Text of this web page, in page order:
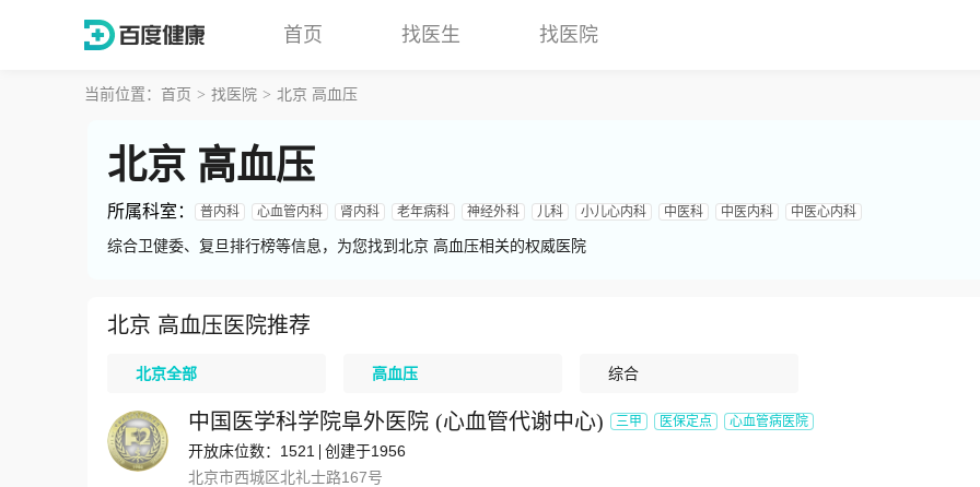
首页 找医生 找医院
当前位置： 首页 找医院 北京 高血压
北京 高血压
所属科室 ： 普内科 心血管内科 肾内科 老年病科 神经外科 儿科 小儿心内科 中医科 中医内科 中医心内科
综合卫健委、复旦排行榜等信息，为您找到北京 高血压相关的权威医院
北京 高血压医院推荐
北京全部 高血压 综合
中国医学科学院阜外医院 (心血管代谢中心) 三甲 医保定点 心血管病医院
开放床位数：1521
创建于1956
北京市西城区北礼士路167号